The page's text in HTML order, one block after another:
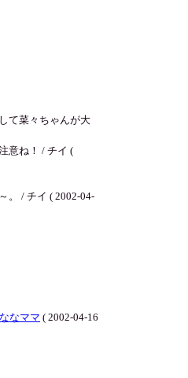
て菜々ちゃんが大
意ね！ / チイ (
。 / チイ ( 2002-04-
ななママ ( 2002-04-16